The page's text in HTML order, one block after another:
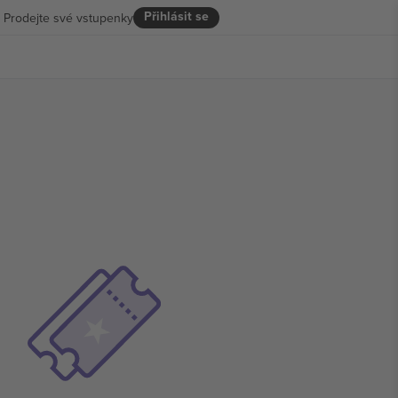
Přihlásit se
Prodejte své vstupenky